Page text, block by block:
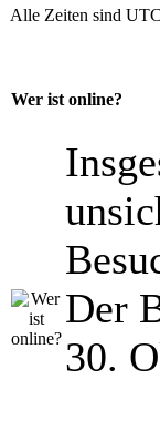
Alle Zeiten sind
Wer ist online?
Der
30.